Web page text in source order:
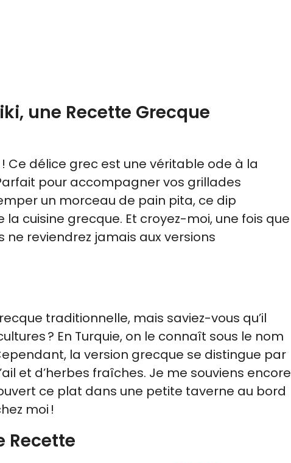
une Recette Grecque
! Ce délice grec est une véritable ode à la
pour accompagner vos grillades
un morceau de pain pita, ce dip
cuisine grecque. Et croyez-moi, une fois que
reviendrez jamais aux versions
traditionnelle, mais saviez-vous qu’il
? En Turquie, on le connaît sous le nom
la version grecque se distingue par
et d’herbes fraîches. Je me souviens encore
ce plat dans une petite taverne au bord
moi !
Recette